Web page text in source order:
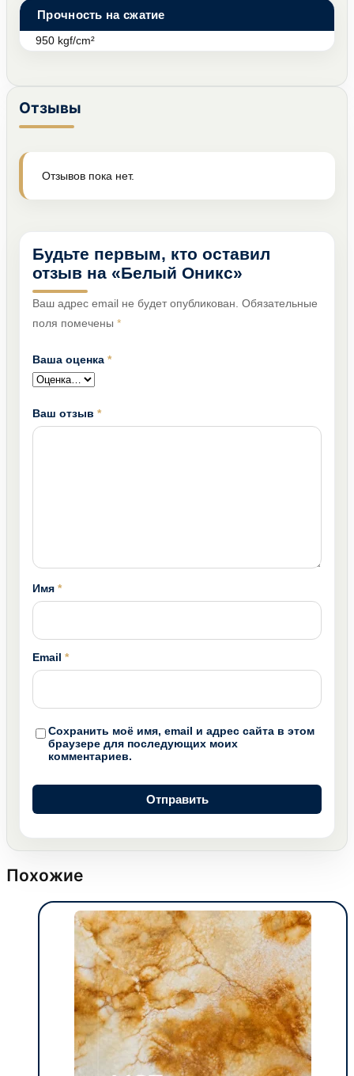
Прочность на сжатие
950 kgf/cm²
Отзывы
Отзывов пока нет.
Будьте первым, кто оставил
отзыв на «Белый Оникс»
Ваш адрес email не будет опубликован. Обязательные
поля помечены *
Ваша оценка *
Ваш отзыв *
Имя *
Email *
Сохранить моё имя, email и адрес сайта в этом
браузере для последующих моих
комментариев.
Похожие